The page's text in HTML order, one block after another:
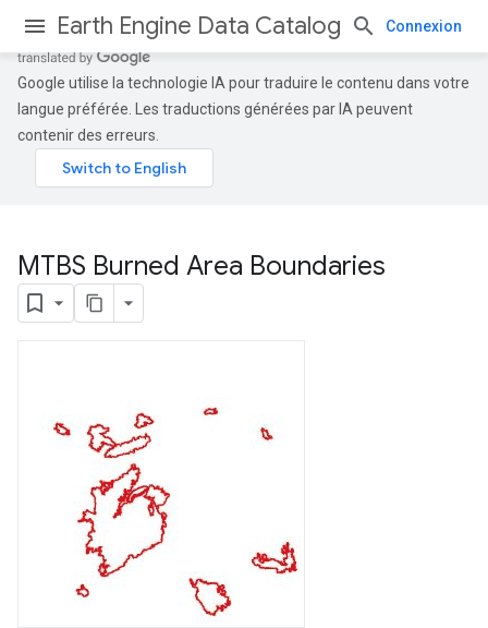
Earth Engine Data Catalog Connexion
Google utilise la technologie IA pour traduire le contenu dans votre
langue préférée. Les traductions générées par IA peuvent
contenir des erreurs.
MTBS Burned Area Boundaries